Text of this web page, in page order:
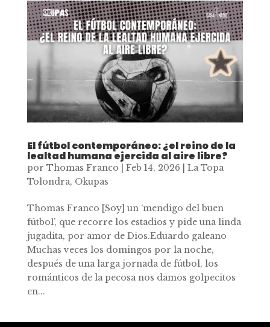
El fútbol contemporáneo: ¿el reino de la
lealtad humana ejercida al aire libre?
por Thomas Franco Feb 14, 2026
La Topa
Tolondra, Okupas
Thomas Franco [Soy] un ‘mendigo del buen
fútbol’, que recorre los estadios y pide una linda
jugadita, por amor de Dios.Eduardo galeano
Muchas veces los domingos por la noche,
después de una larga jornada de fútbol, los
románticos de la pecosa nos damos golpecitos
en...